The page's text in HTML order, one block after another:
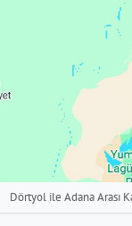
Dörtyol ile Adana Arası